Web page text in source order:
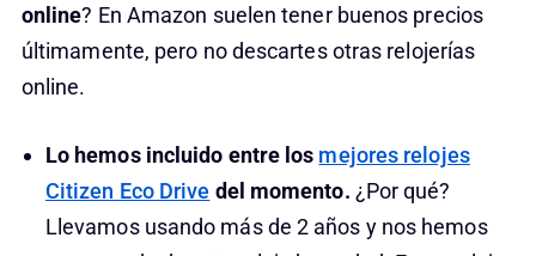
online? En Amazon suelen tener buenos precios
últimamente, pero no descartes otras relojerías
online.
Lo hemos incluido entre los mejores relojes
Citizen Eco Drive del momento. ¿Por qué?
Llevamos usando más de 2 años y nos hemos